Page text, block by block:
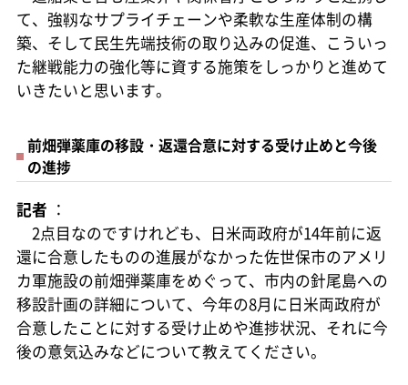
て、強靱なサプライチェーンや柔軟な生産体制の構
築、そして民生先端技術の取り込みの促進、こういっ
た継戦能力の強化等に資する施策をしっかりと進めて
いきたいと思います。
前畑弾薬庫の移設・返還合意に対する受け止めと今後
の進捗
記者 ：
2点目なのですけれども、日米両政府が14年前に返
還に合意したものの進展がなかった佐世保市のアメリ
カ軍施設の前畑弾薬庫をめぐって、市内の針尾島への
移設計画の詳細について、今年の8月に日米両政府が
合意したことに対する受け止めや進捗状況、それに今
後の意気込みなどについて教えてください。